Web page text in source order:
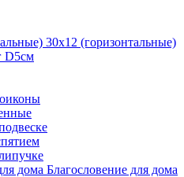
30x12 (горизонтальные)
D5см
Благословение для дома